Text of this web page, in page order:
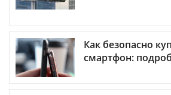
Как безопасно
смартфон: